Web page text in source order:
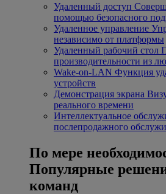
Удаленный доступ
помощью безопасного
Удаленное управление
независимо от платформы
Удаленный рабочий стол
производительности из
Wake-on-LAN Функция
устройств
Демонстрация экрана
реального времени
Интеллектуальное
послепродажного
По мере
Популярные
команд